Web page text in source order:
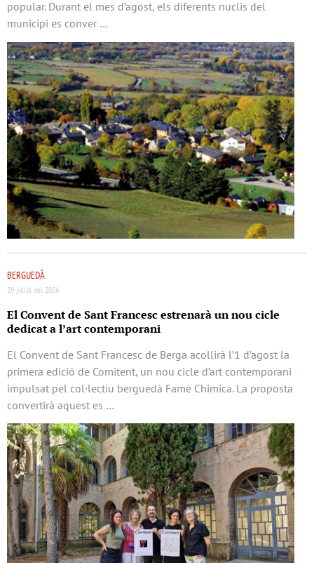
popular. Durant el mes d’agost, els diferents nuclis del
municipi es conver …
BERGUEDÀ
29 juliol del 2026
El Convent de Sant Francesc estrenarà un nou cicle
dedicat a l’art contemporani
El Convent de Sant Francesc de Berga acollirà l’1 d’agost la
primera edició de Comitent, un nou cicle d’art contemporani
impulsat pel col·lectiu berguedà Fame Chimica. La proposta
convertirà aquest es …